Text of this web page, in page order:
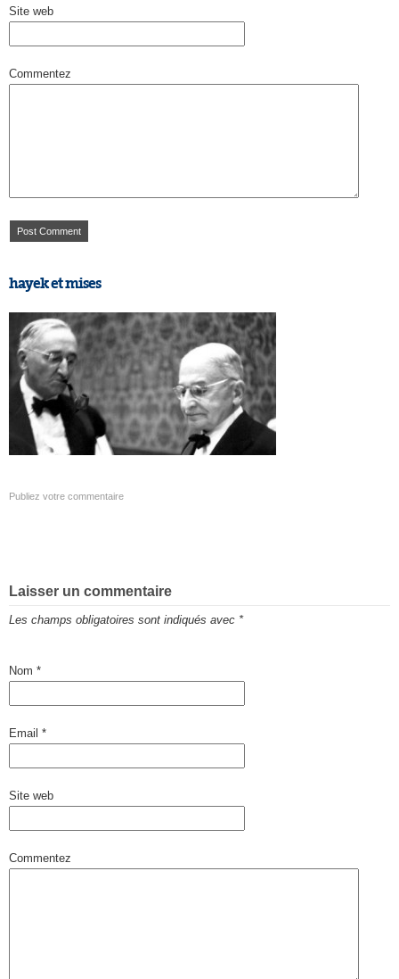
Site web
Commentez
hayek et mises
Publiez votre commentaire
Laisser un commentaire
Les champs obligatoires sont indiqués avec *
Nom *
Email *
Site web
Commentez